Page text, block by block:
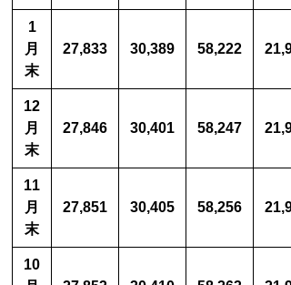
1
月
末
27,833 30,389 58,222
12
月
末
27,846 30,401 58,247
11
月
末
27,851 30,405 58,256
10